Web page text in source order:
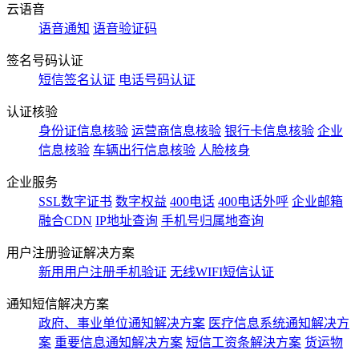
云语音
语音通知 语音验证码
签名号码认证
短信签名认证 电话号码认证
认证核验
身份证信息核验 运营商信息核验 银行卡信息核验 企业
信息核验 车辆出行信息核验 人脸核身
企业服务
SSL数字证书 数字权益 400电话 400电话外呼 企业邮箱
融合CDN IP地址查询 手机号归属地查询
用户注册验证解决方案
新用用户注册手机验证 无线WIFI短信认证
通知短信解决方案
政府、事业单位通知解决方案 医疗信息系统通知解决方
案 重要信息通知解决方案 短信工资条解決方案 货运物